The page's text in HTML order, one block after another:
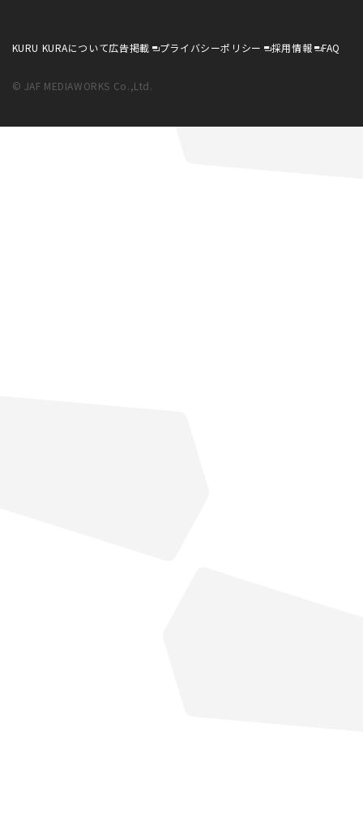
KURU KURAについて広告掲載 プライバシーポリシー 採用情報 FAQ
© JAF MEDIAWORKS Co.,Ltd.